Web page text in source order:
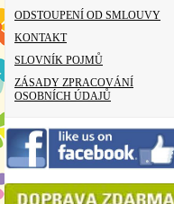
ODSTOUPENÍ OD SMLOUVY
KONTAKT
SLOVNÍK POJMŮ
ZÁSADY ZPRACOVÁNÍ
OSOBNÍCH ÚDAJŮ